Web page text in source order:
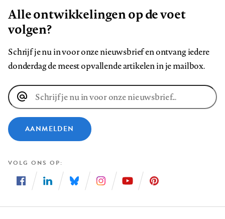
Alle ontwikkelingen op de voet
volgen?
Schrijf je nu in voor onze nieuwsbrief en ontvang iedere
donderdag de meest opvallende artikelen in je mailbox.
E-
mailadres
AANMELDEN
VOLG ONS OP
ons
ons
ons
ons
ons
ons